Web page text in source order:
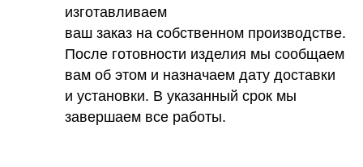
изготавливаем
ваш заказ на собственном производстве.
После готовности изделия мы сообщаем
вам об этом и назначаем дату доставки
и установки. В указанный срок мы
завершаем все работы.